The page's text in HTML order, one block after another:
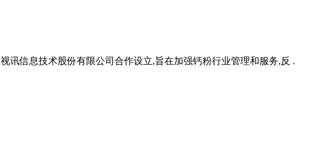
讯信息技术股份有限公司合作设立,旨在加强钙粉行业管理和服务,反 .